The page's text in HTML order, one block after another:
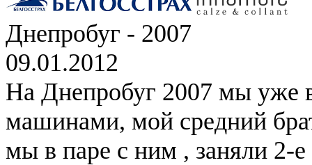
Днепробуг - 2007
09.01.2012
На Днепробуг 2007 мы уже
машинами, мой средний
мы в паре с ним , заняли 2-